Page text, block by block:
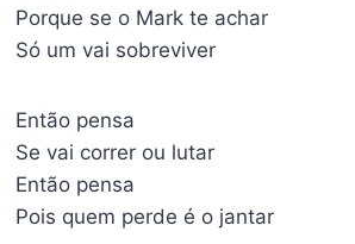
Porque se o Mark te achar
Só um vai sobreviver
Então pensa
Se vai correr ou lutar
Então pensa
Pois quem perde é o jantar